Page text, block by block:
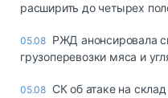
расширить до четырех
05.08 РЖД анонсировала
грузоперевозки мяса и
05.08 СК об атаке на